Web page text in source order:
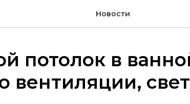
Новости
потолок в
вентиляции,